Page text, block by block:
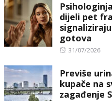
dijeli pet
gotova
Posted
31/07/2026
Previše
kupače na
zagađenje